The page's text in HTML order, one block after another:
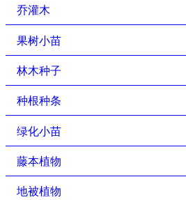
乔灌木
果树小苗
林木种子
种根种条
绿化小苗
藤本植物
地被植物